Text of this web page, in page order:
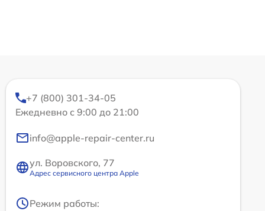
+7 (800) 301-34-05
Ежедневно с 9:00 до 21:00
info@apple-repair-center.ru
ул. Воровского, 77
Адрес сервисного центра Apple
Режим работы: